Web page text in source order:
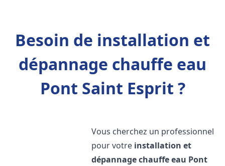
Besoin de installation et
dépannage chauffe eau
Pont Saint Esprit ?
Vous cherchez un professionnel
pour votre installation et
dépannage chauffe eau Pont